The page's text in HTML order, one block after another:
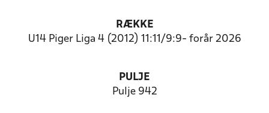
RÆKKE
U14 Piger Liga 4 (2012) 11:11/9:9- forår 2026
PULJE
Pulje 942